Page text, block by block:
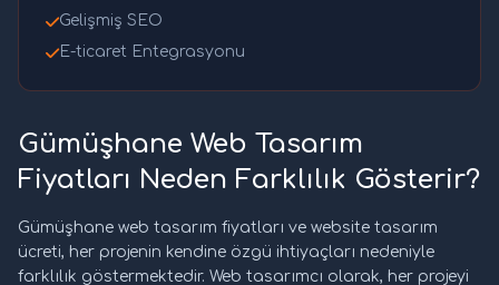
Gelişmiş SEO
E-ticaret Entegrasyonu
Gümüşhane Web Tasarım
Fiyatları Neden Farklılık Gösterir?
Gümüşhane web tasarım fiyatları ve website tasarım
ücreti, her projenin kendine özgü ihtiyaçları nedeniyle
farklılık göstermektedir. Web tasarımcı olarak, her projeyi